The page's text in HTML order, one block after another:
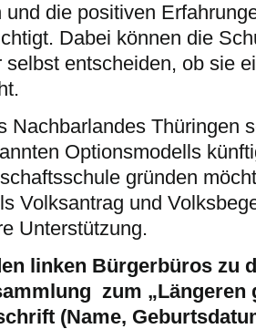
und die positiven
Dabei können die
selbst entscheiden, ob sie
Nachbarlandes Thüringen
Optionsmodells
gründen
Volksantrag und
Unterstützung.
linken Bürgerbüros zu
zum „Längeren
(Name,